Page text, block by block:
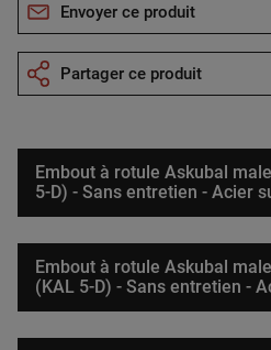
Envoyer ce produit
Partager ce produit
Embout à rotule Askubal
5-D) - Sans entretien - Acier
Embout à rotule Askubal
(KAL 5-D) - Sans entretien -